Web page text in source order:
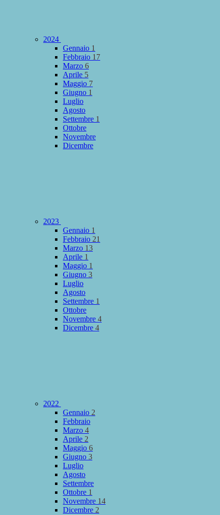
2024
Gennaio 1
Febbraio 17
Marzo 6
Aprile 5
Maggio 7
Giugno 1
Luglio
Agosto
Settembre 1
Ottobre
Novembre
Dicembre
2023
Gennaio 1
Febbraio 21
Marzo 13
Aprile 1
Maggio 1
Giugno 3
Luglio
Agosto
Settembre 1
Ottobre
Novembre 4
Dicembre 4
2022
Gennaio 2
Febbraio
Marzo 4
Aprile 2
Maggio 6
Giugno 3
Luglio
Agosto
Settembre
Ottobre 1
Novembre 14
Dicembre 2